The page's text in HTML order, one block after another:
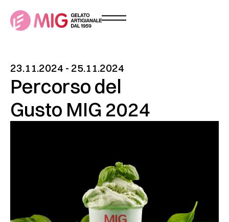
23.11.2024 - 25.11.2024
Percorso del
Gusto MIG 2024